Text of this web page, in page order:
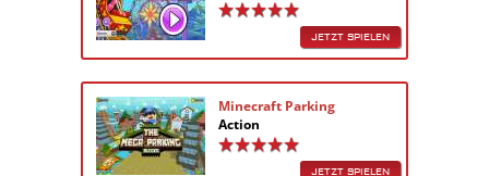
JETZT SPIELEN
Minecraft Parking
Action
JETZT SPIELEN